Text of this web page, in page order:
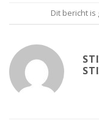
Dit bericht is